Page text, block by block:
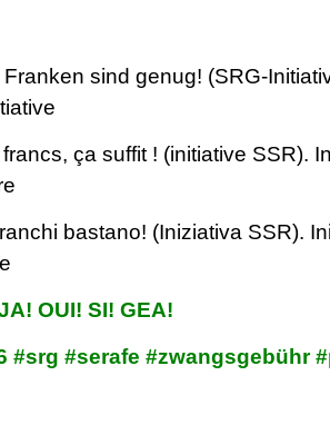
Franken sind genug! (SRG-
ça suffit ! (initiative SSR).
bastano! (Iniziativa SSR).
OUI! SI! GEA!
#srg #serafe #zwangsgebühr